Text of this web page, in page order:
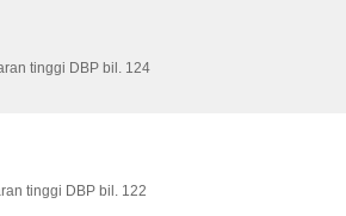
tinggi DBP bil. 124
tinggi DBP bil. 122